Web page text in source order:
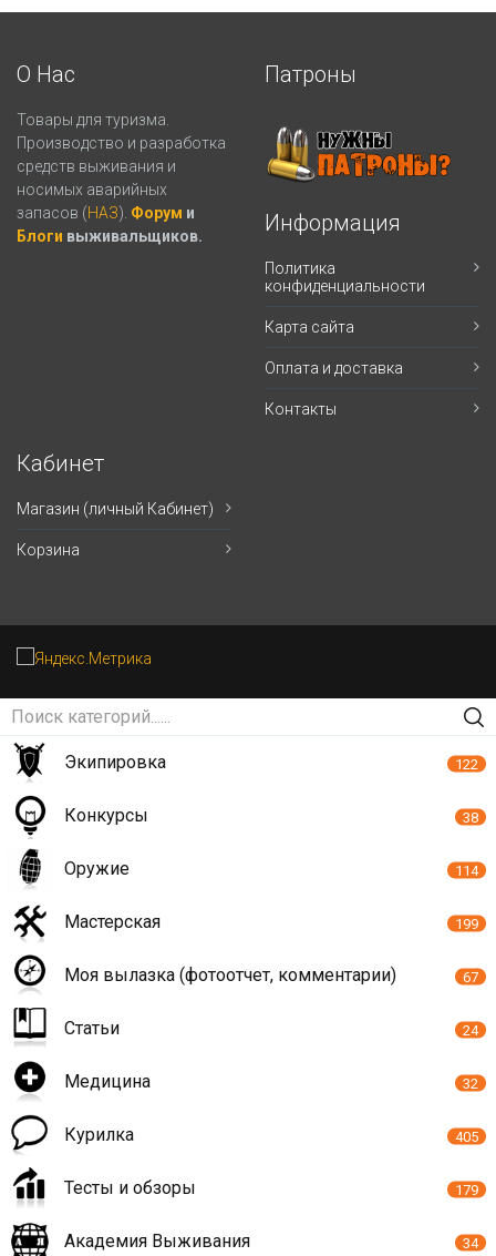
О Нас
Товары для туризма.
Производство и разработка
средств выживания и
носимых аварийных
запасов (НАЗ). Форум и
Блоги выживальщиков.
Патроны
Информация
Политика
конфиденциальности
Карта сайта
Оплата и доставка
Контакты
Кабинет
Магазин (личный Кабинет)
Корзина
Экипировка 122
Конкурсы 38
Оружие 114
Мастерская 199
Моя вылазка (фотоотчет, комментарии) 67
Статьи 24
Медицина 32
Курилка 405
Тесты и обзоры 179
Академия Выживания 34